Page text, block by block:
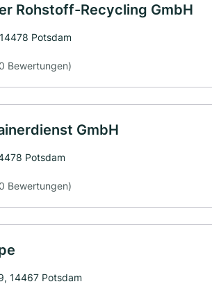
Rohstoff-Recycling GmbH
Potsdam
Bewertungen)
GmbH
Potsdam
Bewertungen)
14467 Potsdam